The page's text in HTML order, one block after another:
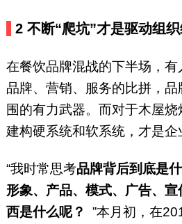
2不断“爬坑”才是驱动组
在餐饮品牌混战的下半场，有
品牌、营销、服务的比拼，
围的有力武器。而对于木屋烧
建构硬系统和软系统，才是企
“我时常思考品牌背后到底是
形象、产品、模式、广告、
西是什么呢？ ”本月初，在